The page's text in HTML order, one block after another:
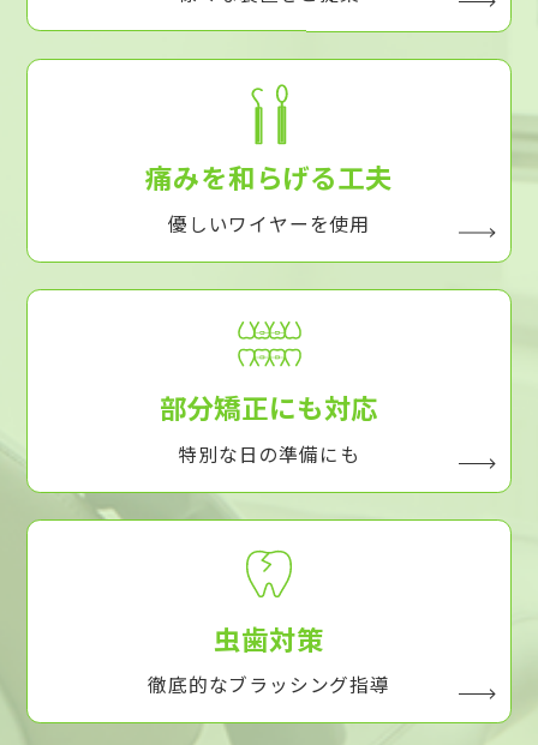
痛みを和らげる工夫
優しいワイヤーを使用
部分矯正にも対応
特別な日の準備にも
虫歯対策
徹底的なブラッシング指導